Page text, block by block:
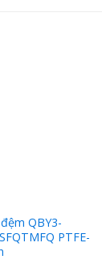
QBY3-
PTFE-